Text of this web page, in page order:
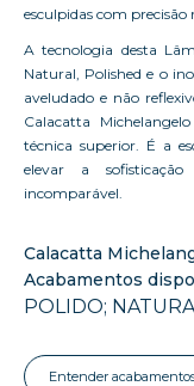
esculpidas com precisão
A tecnologia desta
Natural, Polished e o
aveludado e não
Calacatta
técnica superior. É a
elevar a
incomparável.
Calacatta
Acabamentos
POLIDO;
Entender